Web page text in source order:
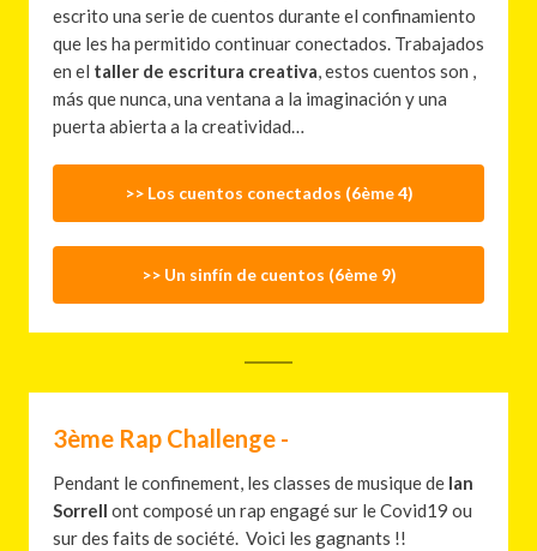
escrito una serie de cuentos durante el confinamiento
que les ha permitido continuar conectados. Trabajados
en el taller de escritura creativa, estos cuentos son ,
más que nunca, una ventana a la imaginación y una
puerta abierta a la creatividad…
>> Los cuentos conectados (6ème 4)
>> Un sinfín de cuentos (6ème 9)
3ème Rap Challenge -
Pendant le confinement, les classes de musique de Ian
Sorrell ont composé un rap engagé sur le Covid19 ou
sur des faits de société. Voici les gagnants !!